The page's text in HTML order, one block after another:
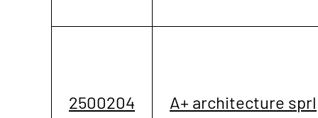
2500204 A+ architecture sprl